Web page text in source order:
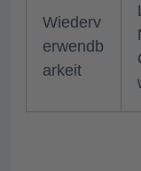
Wiederv
erwendb
arkeit